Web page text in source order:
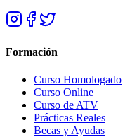
Formación
Curso Homologado
Curso Online
Curso de ATV
Prácticas Reales
Becas y Ayudas